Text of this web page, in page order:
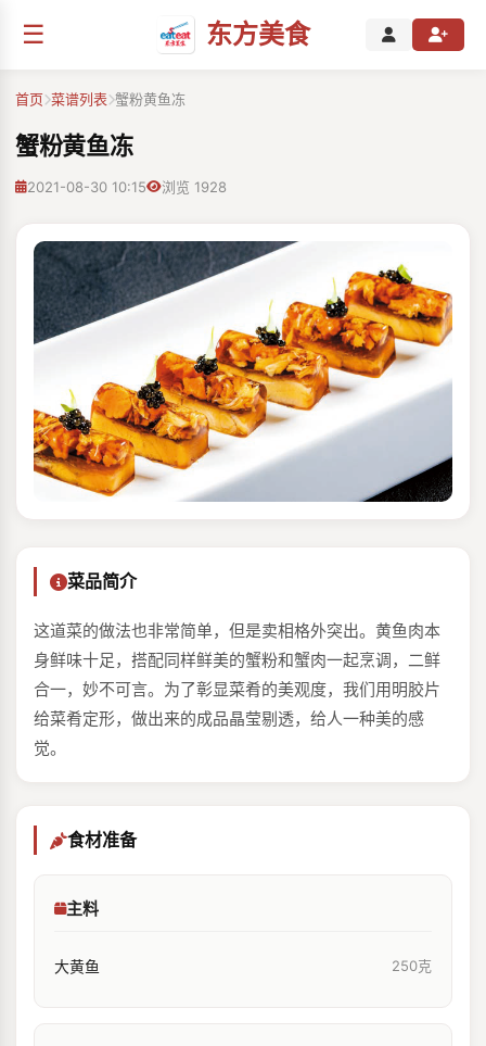
☰ 东方美食
首页 菜谱列表 蟹粉黄鱼冻
蟹粉黄鱼冻
2021-08-30 10:15 浏览 1928
菜品简介
这道菜的做法也非常简单，但是卖相格外突出。黄鱼肉本
身鲜味十足，搭配同样鲜美的蟹粉和蟹肉一起烹调，二鲜
合一，妙不可言。为了彰显菜肴的美观度，我们用明胶片
给菜肴定形，做出来的成品晶莹剔透，给人一种美的感
觉。
食材准备
主料
大黄鱼 250克